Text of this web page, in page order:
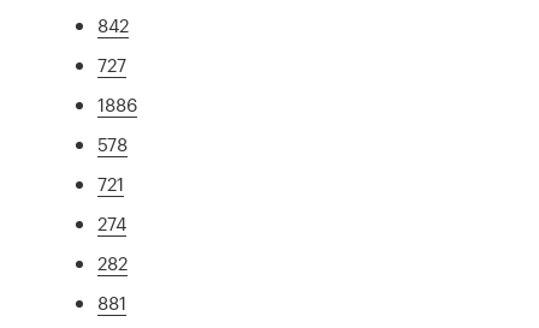
842
727
1886
578
721
274
282
881